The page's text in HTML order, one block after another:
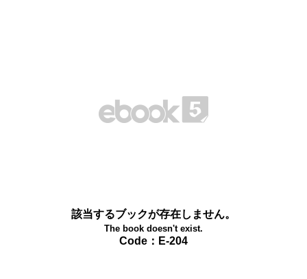
該当するブックが存在しません。
The book doesn't exist.
Code：E-204